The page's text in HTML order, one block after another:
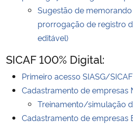
Sugestão de
prorrogação de registro
editável)
SICAF 100% Digital:
Primeiro acesso SIASG/SICAF
Cadastramento de empresas
Treinamento/simulação
Cadastramento de empresas